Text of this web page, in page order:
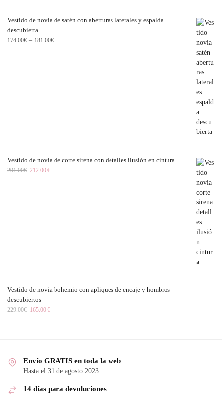
Vestido de novia de satén con aberturas laterales y espalda
descubierta
174.00€ – 181.00€
Vestido de novia de corte sirena con detalles ilusión en cintura
291.00€ 212.00€
Vestido de novia bohemio con apliques de encaje y hombros
descubiertos
229.00€ 165.00€
Envío GRATIS en toda la web
Hasta el 31 de agosto 2023
14 días para devoluciones